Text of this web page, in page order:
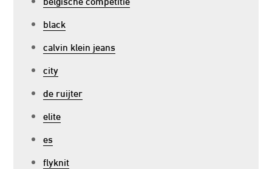
black
calvin klein jeans
city
de ruijter
elite
es
flyknit